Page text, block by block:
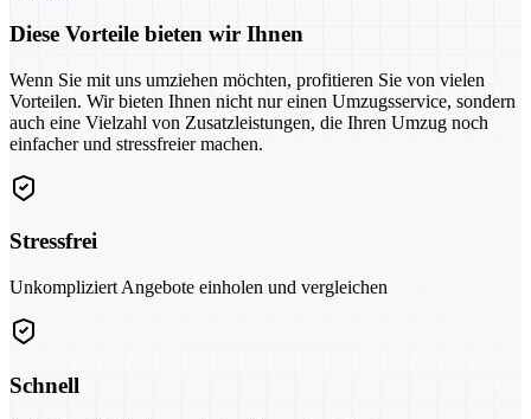
Diese Vorteile bieten wir Ihnen
Wenn Sie mit uns umziehen möchten, profitieren Sie von vielen
Vorteilen. Wir bieten Ihnen nicht nur einen Umzugsservice, sondern
auch eine Vielzahl von Zusatzleistungen, die Ihren Umzug noch
einfacher und stressfreier machen.
Stressfrei
Unkompliziert Angebote einholen und vergleichen
Schnell